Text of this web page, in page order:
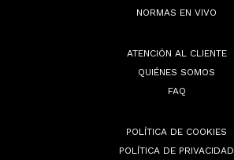
NORMAS EN VIVO
ATENCIÓN AL CLIENTE
QUIÉNES SOMOS
FAQ
POLÍTICA DE COOKIES
POLÍTICA DE PRIVACIDAD